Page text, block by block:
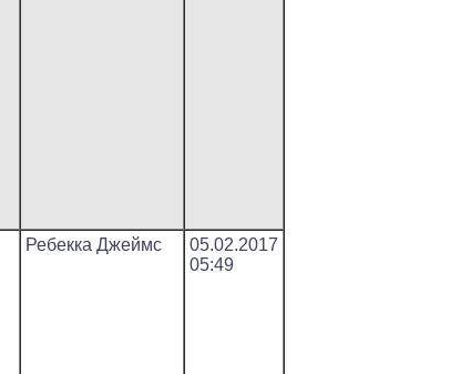
Ребекка Джеймс
05.02.2017
05:49